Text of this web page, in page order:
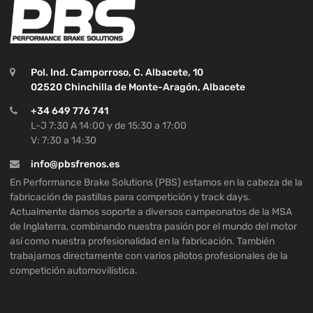
Pol. Ind. Camporroso, C. Albacete, 10
02520 Chinchilla de Monte-Aragón, Albacete
+34 649 776 741
L-J 7:30 A 14:00 y de 15:30 a 17:00
V: 7:30 a 14:30
info@pbsfrenos.es
En Performance Brake Solutions (PBS) estamos en la cabeza de la
fabricación de pastillas para competición y track days.
Actualmente damos soporte a diversos campeonatos de la MSA
de Inglaterra, combinando nuestra pasión por el mundo del motor
así como nuestra profesionalidad en la fabricación. También
trabajamos directamente con varios pilotos profesionales de la
competición automovilística.